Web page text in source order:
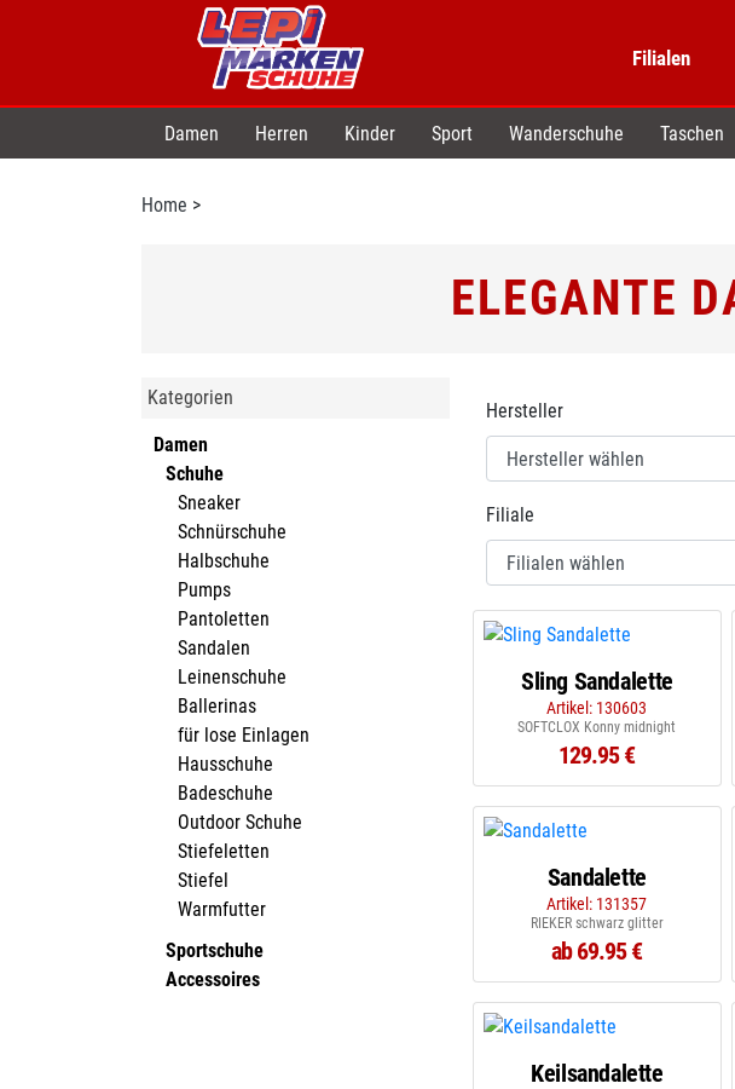
Filialen
Damen Herren Kinder Sport Wanderschuhe Taschen
Home >
ELEGANTE
Kategorien
Damen
Schuhe
Sneaker
Schnürschuhe
Halbschuhe
Pumps
Pantoletten
Sandalen
Leinenschuhe
Ballerinas
für lose Einlagen
Hausschuhe
Badeschuhe
Outdoor Schuhe
Stiefeletten
Stiefel
Warmfutter
Sportschuhe
Accessoires
Hersteller
Filiale
Sling Sandalette
Artikel: 130603
SOFTCLOX Konny midnight
129.95 €
Sandalette
Artikel: 131357
RIEKER schwarz glitter
ab 69.95 €
Keilsandalette